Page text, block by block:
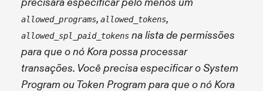
precisará especificar pelo menos um
allowed_programs, allowed_tokens,
allowed_spl_paid_tokens na lista de permissões
para que o nó Kora possa processar
transações. Você precisa especificar o System
Program ou Token Program para que o nó Kora